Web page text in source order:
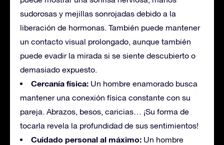
sudorosas y mejillas sonrojadas debido a la
liberación de hormonas. También puede mantener
un contacto visual prolongado, aunque también
puede evadir la mirada si se siente descubierto o
demasiado expuesto.
Cercanía física: Un hombre enamorado busca
mantener una conexión física constante con su
pareja. Abrazos, besos, caricias… ¡Su forma de
tocarla revela la profundidad de sus sentimientos!
Cuidado personal al máximo: Un hombre